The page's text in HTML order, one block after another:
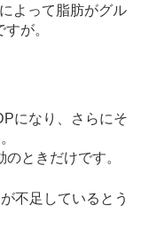
よって脂肪がグル
が。
になり、さらにそ
ときだけです。
不足しているとう